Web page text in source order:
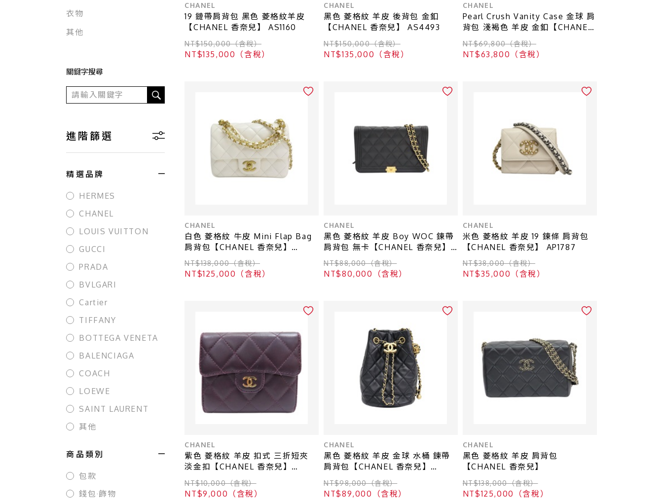
衣物
其他
關鍵字搜尋
進階篩選
精選品牌
HERMES
CHANEL
LOUIS VUITTON
GUCCI
PRADA
BVLGARI
Cartier
TIFFANY
BOTTEGA VENETA
BALENCIAGA
COACH
LOEWE
SAINT LAURENT
其他
商品類別
包款
錢包·飾物
CHANEL
19 鏈帶肩背包 黑色 菱格紋羊皮
【CHANEL 香奈兒】 AS1160
NT$150,000（含稅）
NT$135,000（含稅）
CHANEL
黑色 菱格紋 羊皮 後背包 金釦
【CHANEL 香奈兒】 AS4493
NT$150,000（含稅）
NT$135,000（含稅）
CHANEL
Pearl Crush Vanity Case 金球 肩
背包 淺褐色 羊皮 金釦【CHANEL
香奈兒】 AP1447
NT$69,800（含稅）
NT$63,800（含稅）
CHANEL
白色 菱格紋 牛皮 Mini Flap Bag
肩背包【CHANEL 香奈兒】
AS4384B15773U3527
NT$138,000（含稅）
NT$125,000（含稅）
CHANEL
黑色 菱格紋 羊皮 Boy WOC 鍊帶
肩背包 無卡【CHANEL 香奈兒】
A80287
NT$88,000（含稅）
NT$80,000（含稅）
CHANEL
米色 菱格紋 羊皮 19 鍊條 肩背包
【CHANEL 香奈兒】 AP1787
NT$38,000（含稅）
NT$35,000（含稅）
CHANEL
紫色 菱格紋 羊皮 扣式 三折短夾
淡金扣【CHANEL 香奈兒】
AP0231
NT$10,000（含稅）
NT$9,000（含稅）
CHANEL
黑色 菱格紋 羊皮 金球 水桶 鍊帶
肩背包【CHANEL 香奈兒】
AS1894
NT$98,000（含稅）
NT$89,000（含稅）
CHANEL
黑色 菱格紋 羊皮 肩背包
【CHANEL 香奈兒】
NT$138,000（含稅）
NT$125,000（含稅）